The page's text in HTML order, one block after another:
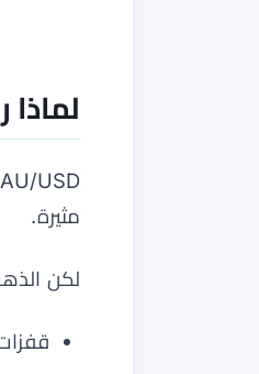
مثيرة.
لكن